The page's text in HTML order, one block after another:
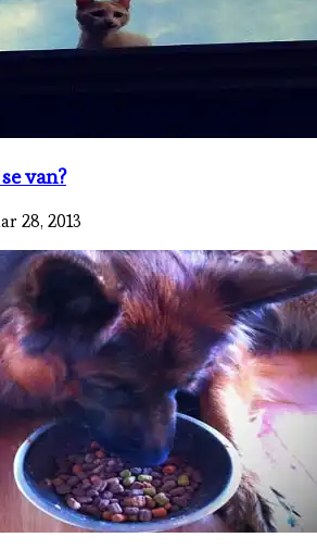
van?
28, 2013